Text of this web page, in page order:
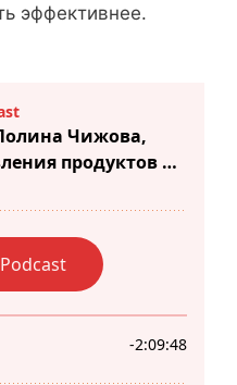
эффективнее.